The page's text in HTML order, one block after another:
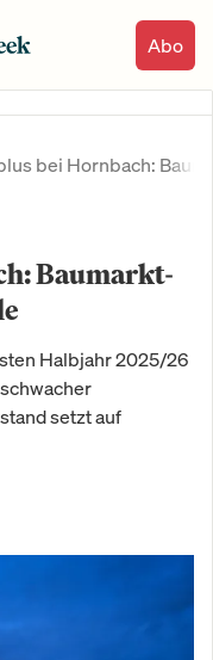
Abo
bei Hornbach:
Baumarkt-
Halbjahr 2025/26
setzt auf